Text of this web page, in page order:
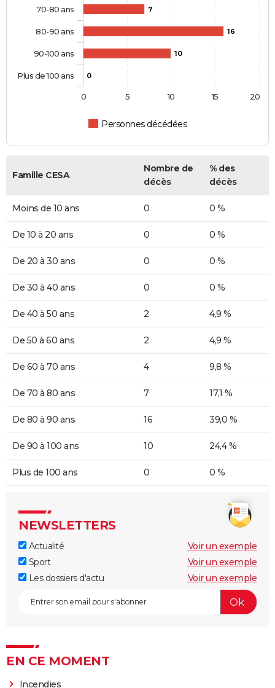
7
16
10
0
Personnes décédées
70-80 ans
80-90 ans
90-100 ans
Plus de 100 ans
0 5 10 15 20
Famille CESA
Nombre de
décès
% des
décès
Moins de 10 ans 0 0 %
De 10 à 20 ans 0 0 %
De 20 à 30 ans 0 0 %
De 30 à 40 ans 0 0 %
De 40 à 50 ans 2 4,9 %
De 50 à 60 ans 2 4,9 %
De 60 à 70 ans 4 9,8 %
De 70 à 80 ans 7 17,1 %
De 80 à 90 ans 16 39,0 %
De 90 à 100 ans 10 24,4 %
Plus de 100 ans 0 0 %
NEWSLETTERS
Actualité
Voir un exemple
Sport
Voir un exemple
Les dossiers d'actu
Voir un exemple
EN CE MOMENT
Incendies